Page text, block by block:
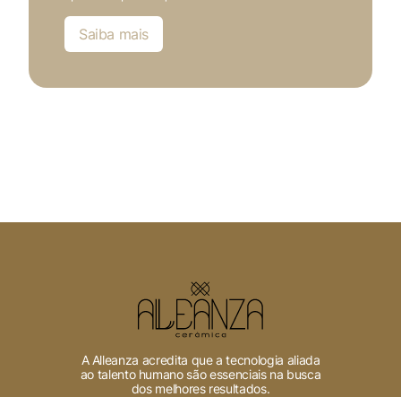
Saiba mais
A Alleanza acredita que a tecnologia aliada
ao talento humano são essenciais na busca
dos melhores resultados.